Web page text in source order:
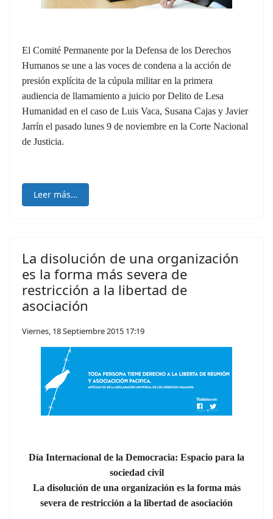
El Comité Permanente por la Defensa de los Derechos
Humanos se une a las voces de condena a la acción de
presión explícita de la cúpula militar en la primera
audiencia de llamamiento a juicio por Delito de Lesa
Humanidad en el caso de Luis Vaca, Susana Cajas y Javier
Jarrín el pasado lunes 9 de noviembre en la Corte Nacional
de Justicia.
Leer más…
La disolución de una organización
es la forma más severa de
restricción a la libertad de
asociación
Viernes, 18 Septiembre 2015 17:19
Día Internacional de la Democracia: Espacio para la
sociedad civil
La disolución de una organización es la forma más
severa de restricción a la libertad de asociación